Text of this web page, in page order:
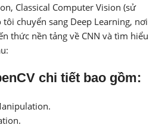
Classical Computer Vision (sử
tôi chuyển sang Deep Learning, nơi
​​thức nền tảng về CNN và tìm hiểu
chi tiết bao gồm: